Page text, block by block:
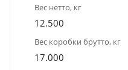
Вес нетто, кг
12.500
Вес коробки брутто, кг
17.000